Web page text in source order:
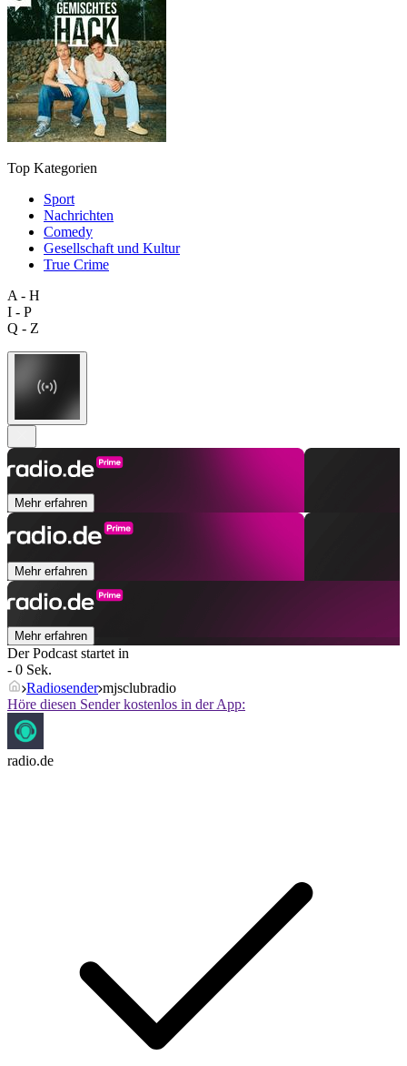
Top Kategorien
Sport
Nachrichten
Comedy
Gesellschaft und Kultur
True Crime
A - H
I - P
Q - Z
Mehr erfahren
Mehr erfahren
Mehr erfahren
Der Podcast startet in
- 0 Sek.
Radiosender mjsclubradio
Höre diesen Sender kostenlos in der App:
radio.de